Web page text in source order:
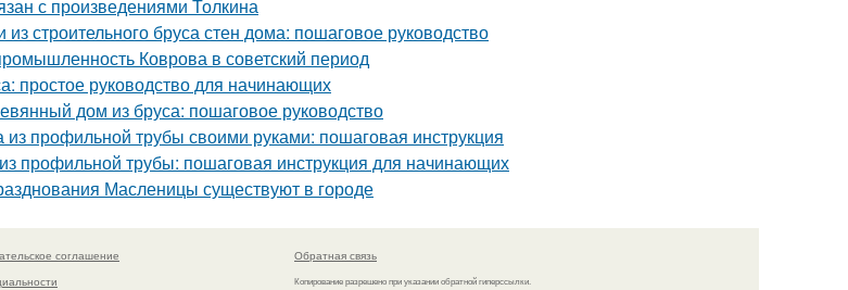
с произведениями Толкина
из строительного бруса стен дома: пошаговое руководство
Коврова в советский период
простое руководство для начинающих
дом из бруса: пошаговое руководство
профильной трубы своими руками: пошаговая инструкция
профильной трубы: пошаговая инструкция для начинающих
Масленицы существуют в городе
соглашение
Обратная связь
Копирование разрешено при указании обратной гиперссылки.